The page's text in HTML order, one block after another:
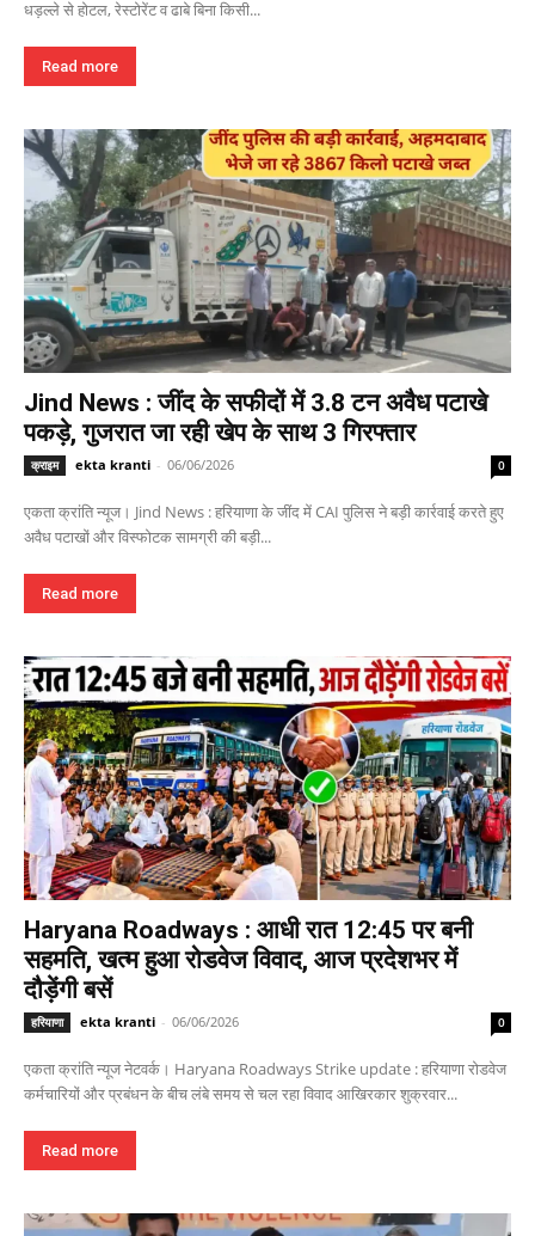
धड़ल्ले से होटल, रेस्टोरेंट व ढाबे बिना किसी...
Read more
Jind News : जींद के सफीदों में 3.8 टन अवैध पटाखे
पकड़े, गुजरात जा रही खेप के साथ 3 गिरफ्तार
क्राइम ekta kranti - 06/06/2026 0
एकता क्रांति न्यूज। Jind News : हरियाणा के जींद में CAI पुलिस ने बड़ी कार्रवाई करते हुए
अवैध पटाखों और विस्फोटक सामग्री की बड़ी...
Read more
Haryana Roadways : आधी रात 12:45 पर बनी
सहमति, खत्म हुआ रोडवेज विवाद, आज प्रदेशभर में
दौड़ेंगी बसें
हरियाणा ekta kranti - 06/06/2026 0
एकता क्रांति न्यूज नेटवर्क। Haryana Roadways Strike update : हरियाणा रोडवेज
कर्मचारियों और प्रबंधन के बीच लंबे समय से चल रहा विवाद आखिरकार शुक्रवार...
Read more